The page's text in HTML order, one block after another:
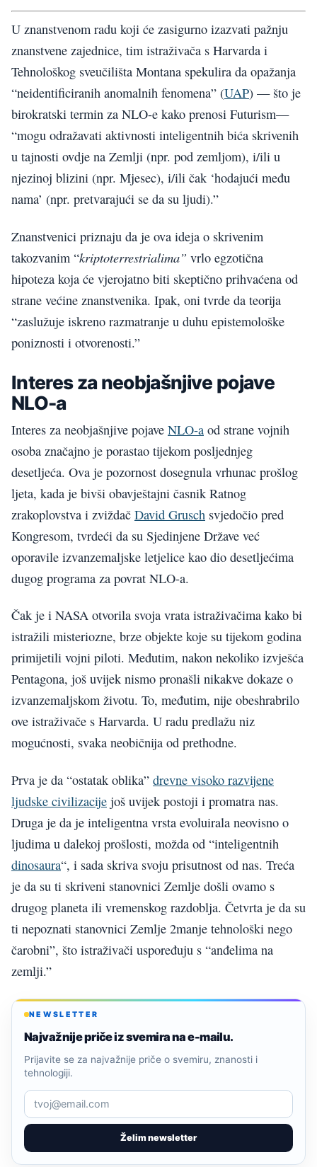
U znanstvenom radu koji će zasigurno izazvati pažnju
znanstvene zajednice, tim istraživača s Harvarda i
Tehnološkog sveučilišta Montana spekulira da opažanja
“neidentificiranih anomalnih fenomena” (UAP) — što je
birokratski termin za NLO-e kako prenosi Futurism—
“mogu odražavati aktivnosti inteligentnih bića skrivenih
u tajnosti ovdje na Zemlji (npr. pod zemljom), i/ili u
njezinoj blizini (npr. Mjesec), i/ili čak ‘hodajući među
nama’ (npr. pretvarajući se da su ljudi).”
Znanstvenici priznaju da je ova ideja o skrivenim
takozvanim “kriptoterrestrialima” vrlo egzotična
hipoteza koja će vjerojatno biti skeptično prihvaćena od
strane većine znanstvenika. Ipak, oni tvrde da teorija
“zaslužuje iskreno razmatranje u duhu epistemološke
poniznosti i otvorenosti.”
Interes za neobjašnjive pojave
NLO-a
Interes za neobjašnjive pojave NLO-a od strane vojnih
osoba značajno je porastao tijekom posljednjeg
desetljeća. Ova je pozornost dosegnula vrhunac prošlog
ljeta, kada je bivši obavještajni časnik Ratnog
zrakoplovstva i zviždač David Grusch svjedočio pred
Kongresom, tvrdeći da su Sjedinjene Države već
oporavile izvanzemaljske letjelice kao dio desetljećima
dugog programa za povrat NLO-a.
Čak je i NASA otvorila svoja vrata istraživačima kako bi
istražili misteriozne, brze objekte koje su tijekom godina
primijetili vojni piloti. Međutim, nakon nekoliko izvješća
Pentagona, još uvijek nismo pronašli nikakve dokaze o
izvanzemaljskom životu. To, međutim, nije obeshrabrilo
ove istraživače s Harvarda. U radu predlažu niz
mogućnosti, svaka neobičnija od prethodne.
Prva je da “ostatak oblika” drevne visoko razvijene
ljudske civilizacije još uvijek postoji i promatra nas.
Druga je da je inteligentna vrsta evoluirala neovisno o
ljudima u dalekoj prošlosti, možda od “inteligentnih
dinosaura“, i sada skriva svoju prisutnost od nas. Treća
je da su ti skriveni stanovnici Zemlje došli ovamo s
drugog planeta ili vremenskog razdoblja. Četvrta je da su
ti nepoznati stanovnici Zemlje 2manje tehnološki nego
čarobni”, što istraživači uspoređuju s “anđelima na
zemlji.”
NEWSLETTER
Najvažnije priče iz svemira na e-mailu.
Želim newsletter
Prijavite se za najvažnije priče o svemiru, znanosti i
tehnologiji.